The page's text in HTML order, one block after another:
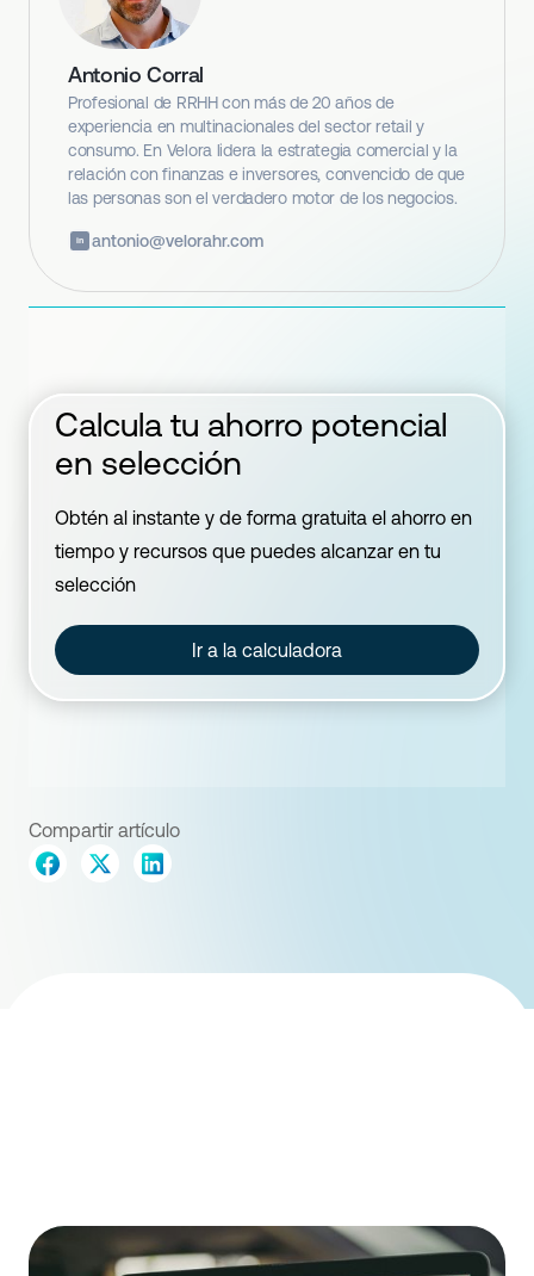
Antonio Corral
Profesional de RRHH con más de 20 años de
experiencia en multinacionales del sector retail y
consumo. En Velora lidera la estrategia comercial y la
relación con finanzas e inversores, convencido de que
las personas son el verdadero motor de los negocios.
in antonio@velorahr.com
Calcula tu ahorro potencial
en selección
Obtén al instante y de forma gratuita el ahorro en
tiempo y recursos que puedes alcanzar en tu
selección
Ir a la calculadora
Compartir artículo